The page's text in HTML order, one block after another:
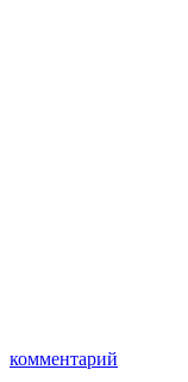
комментарий